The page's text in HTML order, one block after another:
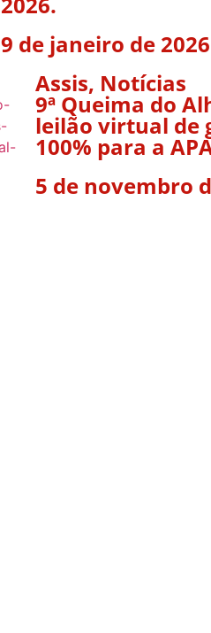
9 de janeiro de 2026
Assis, Notícias
9ª Queima do
leilão virtual de
100% para a
5 de novembro